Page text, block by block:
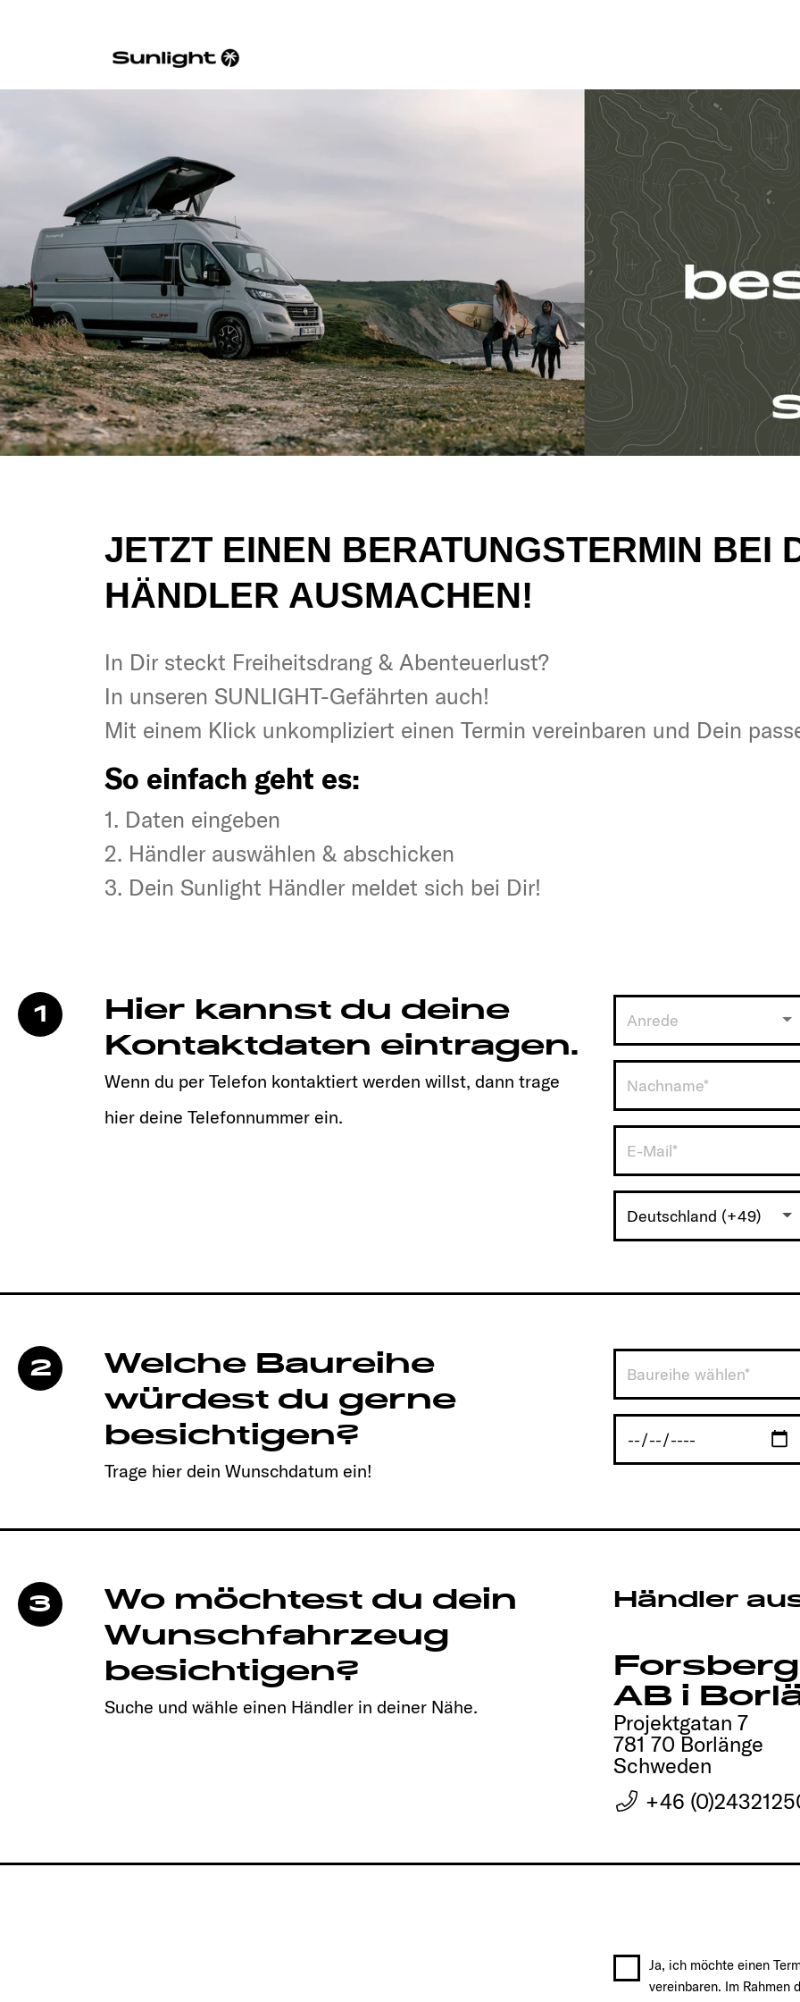
JETZT EINEN BERATUNGSTERMIN BEI
HÄNDLER AUSMACHEN!
In Dir steckt Freiheitsdrang & Abenteuerlust?
In unseren SUNLIGHT-Gefährten auch!
Mit einem Klick unkompliziert einen Termin vereinbaren und Dein
So einfach geht es:
1. Daten eingeben
2. Händler auswählen & abschicken
3. Dein Sunlight Händler meldet sich bei Dir!
In Dir steckt Freiheitsdrang & Abenteuerlust?
In unseren SUNLIGHT-Gefährten auch!
Mit einem Klick unkompliziert einen Termin vereinbaren und Dein
So einfach geht es:
1. Daten eingeben
2. Händler auswählen & abschicken
3. Dein Sunlight Händler meldet sich bei Dir!
1
Hier kannst du deine
Kontaktdaten eintragen.
Wenn du per Telefon kontaktiert werden willst, dann trage
hier deine Telefonnummer ein.
Anrede
Deutschland (+49)
2
Welche Baureihe
würdest du gerne
besichtigen?
Trage hier dein Wunschdatum ein!
Baureihe wählen*
3
Wo möchtest du dein
Wunschfahrzeug
besichtigen?
Suche und wähle einen Händler in deiner Nähe.
Händler
AB i
Projektgatan 7
781 70 Borlänge
Schweden
+46
Ja, ich möchte einen
vereinbaren. Im Rahmen